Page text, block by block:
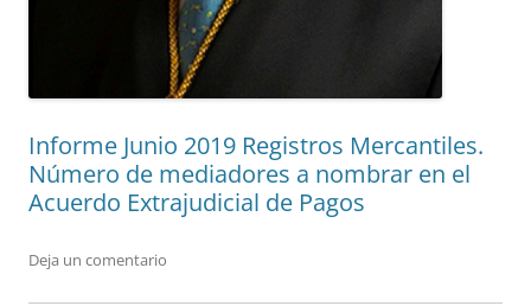
Informe Junio 2019 Registros Mercantiles.
Número de mediadores a nombrar en el
Acuerdo Extrajudicial de Pagos
Deja un comentario